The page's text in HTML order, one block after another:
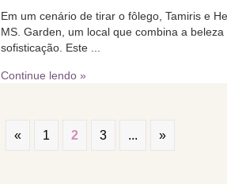
Em um cenário de tirar o fôlego, Tamiris e
MS. Garden, um local que combina a
sofisticação. Este ...
Continue lendo »
« 1 2 3 ... »